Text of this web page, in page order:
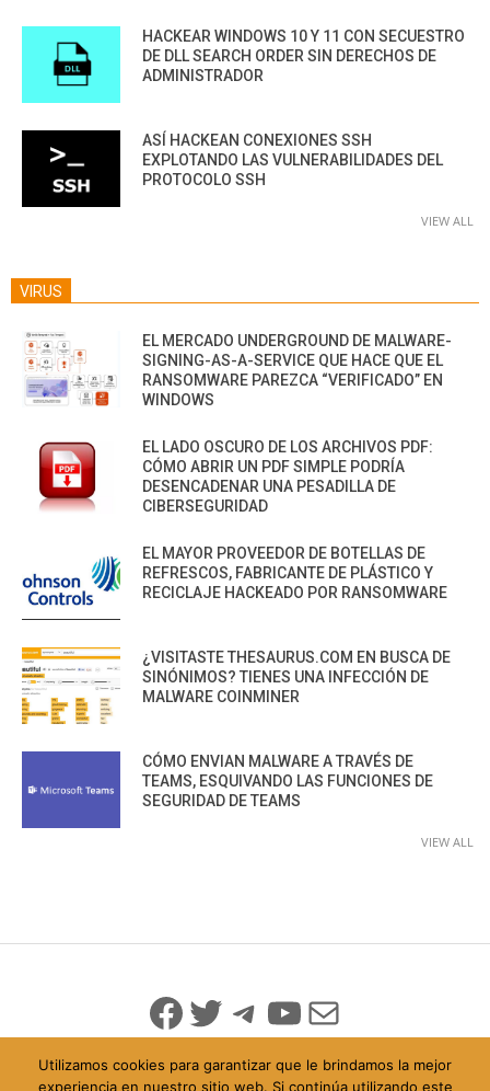
HACKEAR WINDOWS 10 Y 11 CON SECUESTRO
DE DLL SEARCH ORDER SIN DERECHOS DE
ADMINISTRADOR
ASÍ HACKEAN CONEXIONES SSH
EXPLOTANDO LAS VULNERABILIDADES DEL
PROTOCOLO SSH
VIEW ALL
VIRUS
EL MERCADO UNDERGROUND DE MALWARE-
SIGNING-AS-A-SERVICE QUE HACE QUE EL
RANSOMWARE PAREZCA “VERIFICADO” EN
WINDOWS
EL LADO OSCURO DE LOS ARCHIVOS PDF:
CÓMO ABRIR UN PDF SIMPLE PODRÍA
DESENCADENAR UNA PESADILLA DE
CIBERSEGURIDAD
EL MAYOR PROVEEDOR DE BOTELLAS DE
REFRESCOS, FABRICANTE DE PLÁSTICO Y
RECICLAJE HACKEADO POR RANSOMWARE
¿VISITASTE THESAURUS.COM EN BUSCA DE
SINÓNIMOS? TIENES UNA INFECCIÓN DE
MALWARE COINMINER
CÓMO ENVIAN MALWARE A TRAVÉS DE
TEAMS, ESQUIVANDO LAS FUNCIONES DE
SEGURIDAD DE TEAMS
VIEW ALL
Facebook
Twitter
Telegram
YouTube
Mail
Utilizamos cookies para garantizar que le brindamos la mejor
experiencia en nuestro sitio web. Si continúa utilizando este